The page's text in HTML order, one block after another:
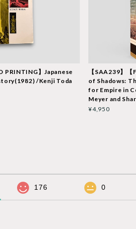
PRINTING】Japanese
/Kenji Toda
【SAA239】
of Shadows:
for Empire in
Meyer and
¥4,950
176 0